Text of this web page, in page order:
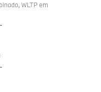
WLTP em
-
-